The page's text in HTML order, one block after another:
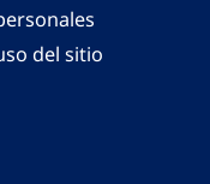
del sitio